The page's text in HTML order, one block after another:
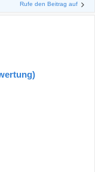
Rufe den Beitrag auf